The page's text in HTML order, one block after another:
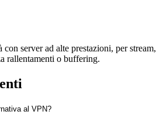
server ad alte prestazioni, per stream,
rallentamenti o buffering.
al VPN?